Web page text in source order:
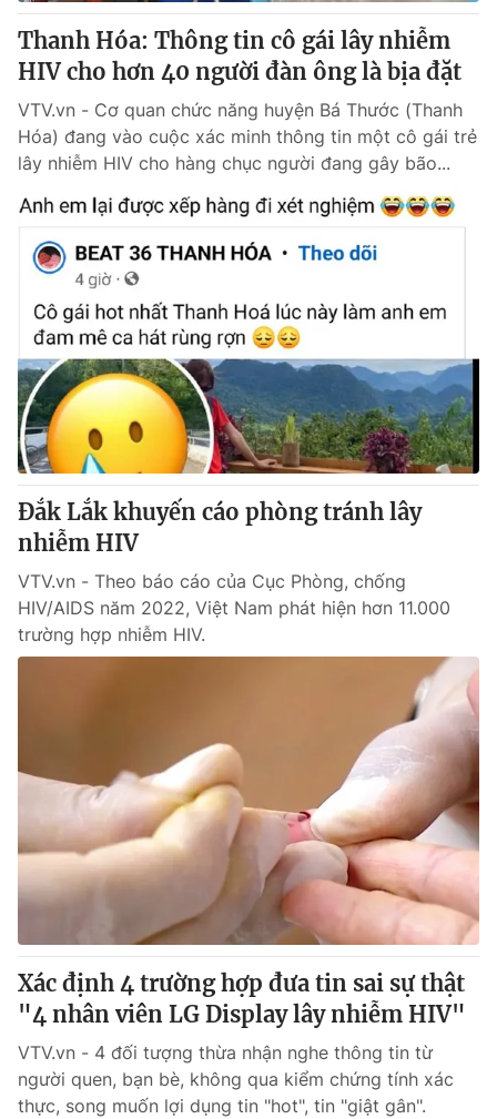
® Cấm sao chép dưới mọi hình thức nếu không có sự chấp
thuận bằng văn bản. Ghi rõ nguồn VTV.vn khi phát hành lại
thông tin từ website này.
Thanh Hóa: Thông tin cô gái lây nhiễm
HIV cho hơn 40 người đàn ông là bịa đặt
VTV.vn - Cơ quan chức năng huyện Bá Thước (Thanh
Hóa) đang vào cuộc xác minh thông tin một cô gái trẻ
lây nhiễm HIV cho hàng chục người đang gây bão...
Đắk Lắk khuyến cáo phòng tránh lây
nhiễm HIV
VTV.vn - Theo báo cáo của Cục Phòng, chống
HIV/AIDS năm 2022, Việt Nam phát hiện hơn 11.000
trường hợp nhiễm HIV.
Xác định 4 trường hợp đưa tin sai sự thật
"4 nhân viên LG Display lây nhiễm HIV"
VTV.vn - 4 đối tượng thừa nhận nghe thông tin từ
người quen, bạn bè, không qua kiểm chứng tính xác
thực, song muốn lợi dụng tin "hot", tin "giật gân".